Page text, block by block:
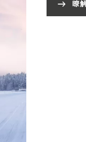
瞭